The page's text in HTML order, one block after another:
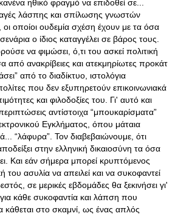
ηθικό φραγμό να επιδοθεί σε...
λάσπης και σπίλωσης γνωστών
οποίοι ουδεμία σχέση έχουν με τα όσα
ο ίδιος καταγγέλει σε βάρος τους.
να φιμώσει, ό,τι του ασκεί πολιτική
από ανακρίβειες και ατεκμηρίωτες προκάτ
από το διαδίκτυο, ιστολόγια
που δεν εξυπηρετούν επικοινωνιακά
και φιλοδοξίες του. Γι' αυτό και
αντίστοιχα “μπουκαρίσματα”
Εγκλήματος, όπου μάταια
“λάφυρα”. Τον διαβεβαιώνουμε, ότι
στην ελληνική δικαιοσύνη τα όσα
Και εάν σήμερα μπορεί κρυπτόμενος
ασυλία να απειλεί και να συκοφαντεί
σε μερικές εβδομάδες θα ξεκινήσει γι'
κάθε συκοφαντία και λάπση που
κάθεται στο σκαμνί, ως ένας απλός